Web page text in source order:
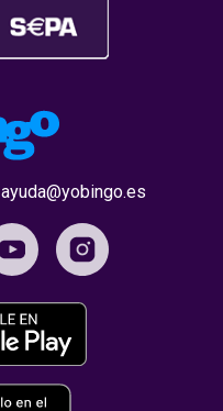
ayuda@yobingo.es